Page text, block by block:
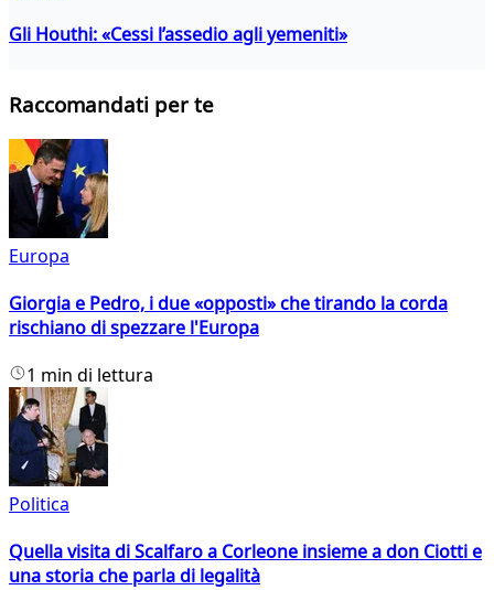
Gli Houthi: «Cessi l’assedio agli yemeniti»
Raccomandati per te
Europa
Giorgia e Pedro, i due «opposti» che tirando la corda
rischiano di spezzare l'Europa
1 min di lettura
Politica
Quella visita di Scalfaro a Corleone insieme a don Ciotti e
una storia che parla di legalità